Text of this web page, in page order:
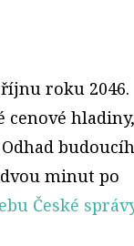
roku 2046.
cenové hladiny,
minut po
České